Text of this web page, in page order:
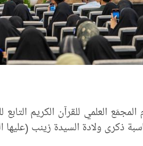
المجمَع العلمي للقرآن الكريم
ذكرى ولادة السيدة زينب (عليها